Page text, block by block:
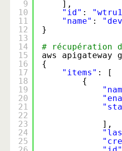
9
10
11
12
13
14
15
16
17
18
19
20
21
22
23
24
25
],
"id" :
"name" :
}
#
aws
{
"items" : [
{
],